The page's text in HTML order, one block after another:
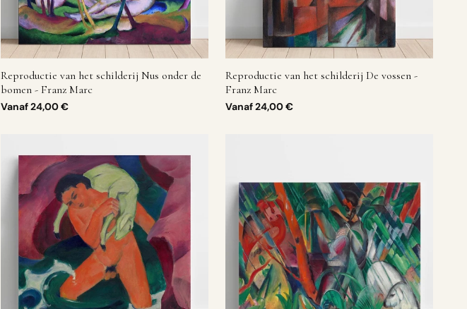
Reproductie van het schilderij Nus onder de
bomen - Franz Marc
Vanaf24,00 €
Reproductie van het schilderij De vossen -
Franz Marc
Vanaf24,00 €